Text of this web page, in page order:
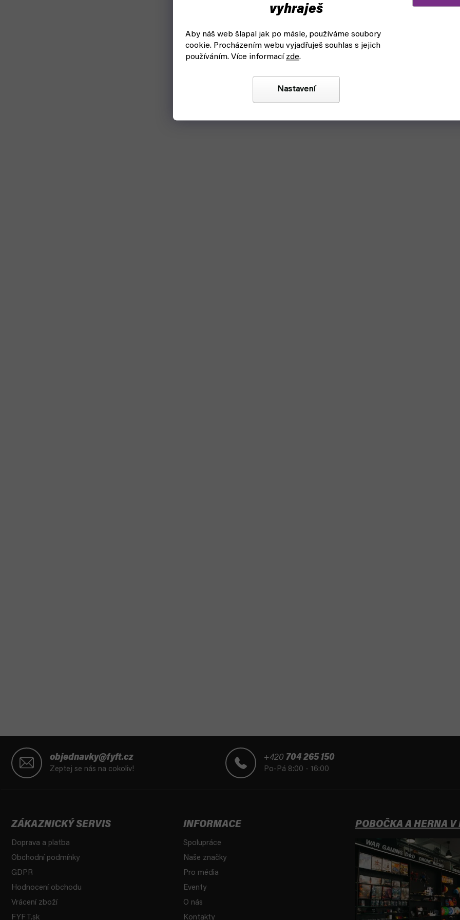
vyhraješ
Aby náš web šlapal jak po másle, používáme soubory
cookie. Procházením webu vyjadřuješ souhlas s jejich
používáním. Více informací zde.
Nastavení
objednavky@fyft.cz
Zeptej se nás na cokoliv!
+420 704 265 150
Po-Pá 8:00 - 16:00
ZÁKAZNICKÝ SERVIS
Doprava a platba
Obchodní podmínky
GDPR
Hodnocení obchodu
Vrácení zboží
FYFT.sk
INFORMACE
Spolupráce
Naše značky
Pro média
Eventy
O nás
Kontakty
POBOČKA A HERNA V